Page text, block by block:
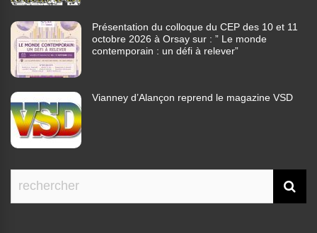
Présentation du colloque du CEP des 10 et 11
octobre 2026 à Orsay sur : ” Le monde
contemporain : un défi à relever”
Vianney d’Alançon reprend le magazine VSD